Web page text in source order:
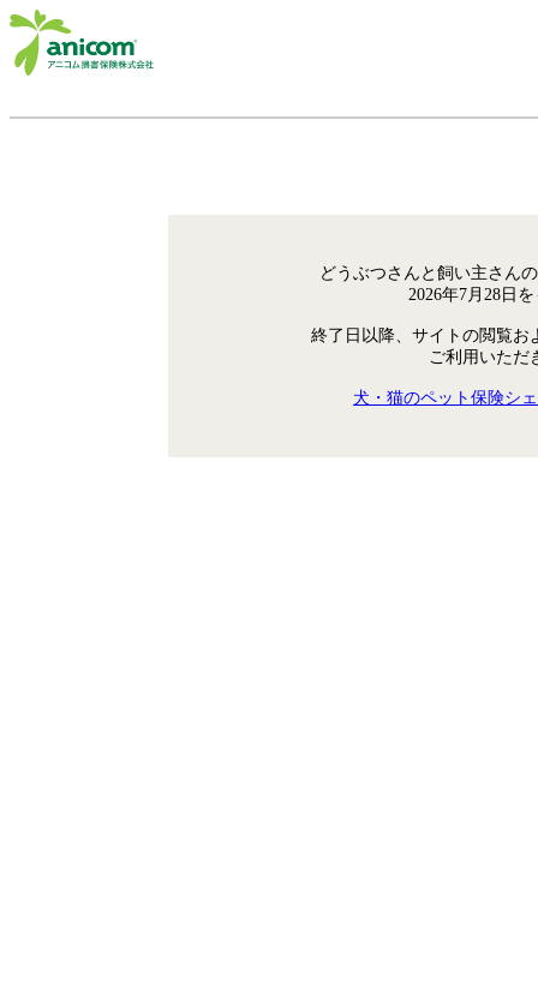
どうぶつさんと飼い主さん
2026年7月28日
終了日以降、サイトの閲覧お
ご利用いただ
犬・猫のペット保険シ